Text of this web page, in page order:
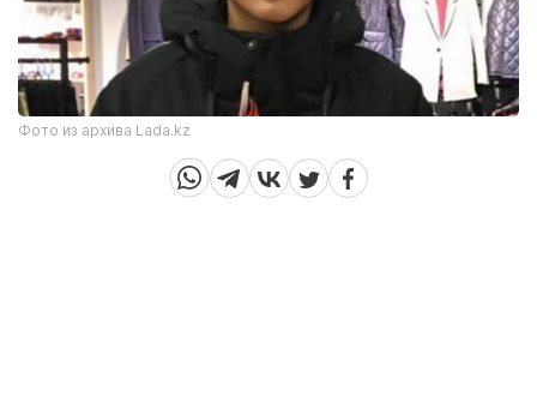
Фото из архива Lada.kz